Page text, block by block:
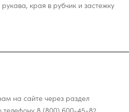
края в рубчик и застежку
на сайте через раздел